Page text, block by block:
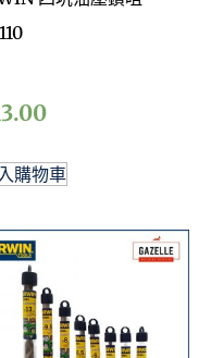
購物車